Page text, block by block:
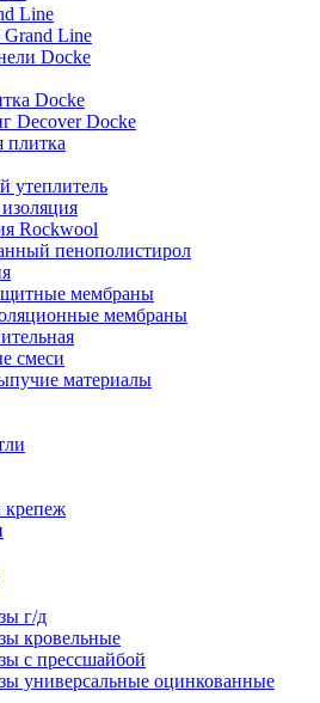
Line
Line
Docke
Docke
Decover Docke
плитка
утеплитель
Rockwool
пенополистирол
мембраны
мембраны
смеси
материалы
крепеж
г/д
кровельные
с прессшайбой
универсальные оцинкованные